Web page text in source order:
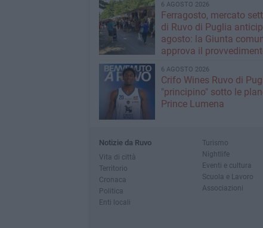
6 AGOSTO 2026
Ferragosto, mercato
di Ruvo di Puglia
agosto: la Giunta
approva il
6 AGOSTO 2026
Crifo Wines Ruvo di
"principino" sotto le
Prince Lumena
Notizie da Ruvo
Vita di città
Territorio
Cronaca
Politica
Enti locali
Turismo
Nightlife
Eventi e cultura
Scuola e Lavoro
Associazioni